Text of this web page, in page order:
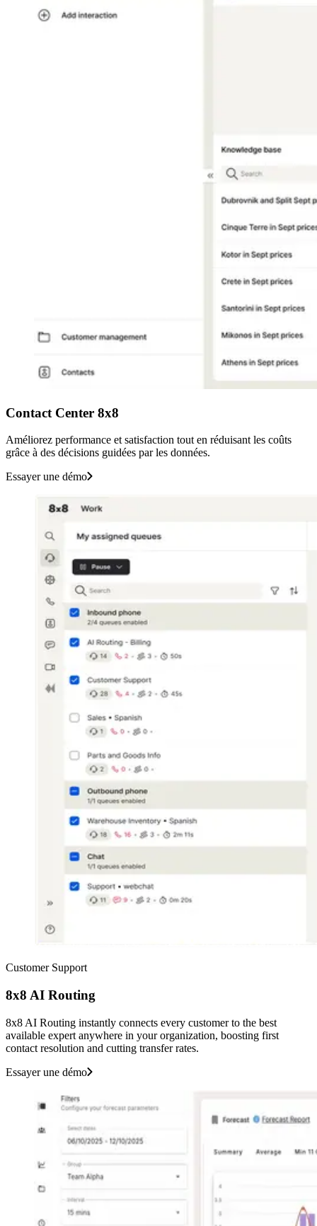
Contact Center 8x8
Améliorez performance et satisfaction tout en réduisant les coûts
grâce à des décisions guidées par les données.
Essayer une démo
Customer Support
8x8 AI Routing
8x8 AI Routing instantly connects every customer to the best
available expert anywhere in your organization, boosting first
contact resolution and cutting transfer rates.
Essayer une démo